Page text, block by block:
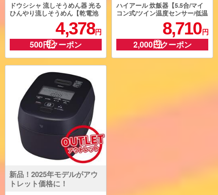
ドウシシャ 流しそうめん器 光る
ひんやり流しそうめん【乾電池
4,378円
500円クーポン
ハイアール 炊飯器【5.5合/マイ
コン式/ツイン温度センサー/低温
調理メニュー/ホワイト】 JJ-M5
8,710 円
2,000円クーポン
新品！2025年モデルがアウ
トレット価格に！